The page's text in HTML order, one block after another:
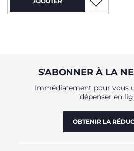
S'ABONNER À LA
Immédiatement pour vous
dépenser en
OBTENIR LA